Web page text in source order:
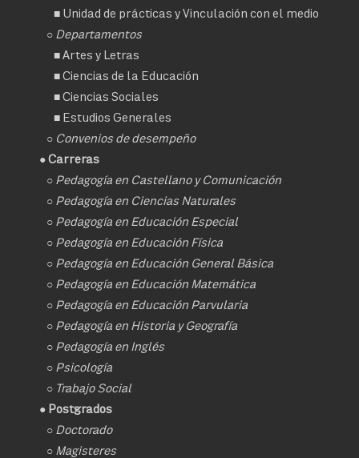
■ Unidad de prácticas y Vinculación con el medio
○ Departamentos
■Artes y Letras
■Ciencias de la Educación
■Ciencias Sociales
■ Estudios Generales
○ Convenios de desempeño
● Carreras
○ Pedagogía en Castellano y Comunicación
○ Pedagogía en Ciencias Naturales
○ Pedagogía en Educación Especial
○ Pedagogía en Educación Física
○ Pedagogía en Educación General Básica
○ Pedagogía en Educación Matemática
○ Pedagogía en Educación Parvularia
○ Pedagogía en Historia y Geografía
○ Pedagogía en Inglés
○ Psicología
○ Trabajo Social
● Postgrados
○ Doctorado
○ Magisteres